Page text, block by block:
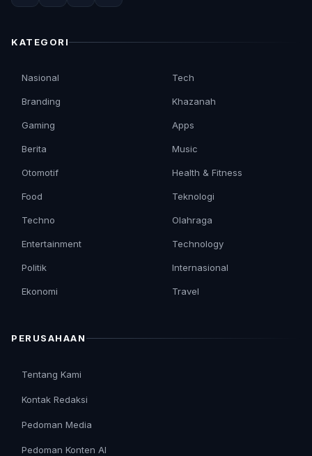
KATEGORI
Nasional
Branding
Gaming
Berita
Otomotif
Tech
Khazanah
Apps
Music
Health & Fitness
Food
Techno
Entertainment
Politik
Ekonomi
Teknologi
Olahraga
Technology
Internasional
Travel
PERUSAHAAN
Tentang Kami
Kontak Redaksi
Pedoman Media
Pedoman Konten AI